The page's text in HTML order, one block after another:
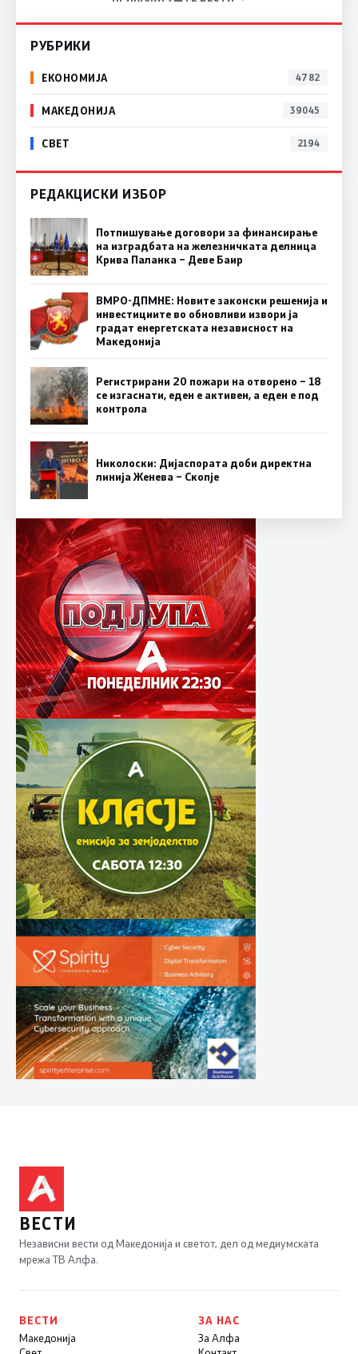
РУБРИКИ
ЕКОНОМИЈА 4782
МАКЕДОНИЈА 39045
СВЕТ 2194
РЕДАКЦИСКИ ИЗБОР
Потпишување договори за финансирање
на изградбата на железничката делница
Крива Паланка – Деве Баир
ВМРО-ДПМНЕ: Новите законски решенија и
инвестициите во обновливи извори ја
градат енергетската независност на
Македонија
Регистрирани 20 пожари на отворено – 18
се изгаснати, еден е активен, а еден е под
контрола
Николоски: Дијаспората доби директна
линија Женева – Скопје
ВЕСТИ
Независни вести од Македонија и светот, дел од медиумската
мрежа ТВ Алфа.
ВЕСТИ
Македонија
ЗА НАС
За Алфа